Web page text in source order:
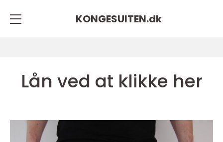
KONGESUITEN.dk
Lån ved at klikke her